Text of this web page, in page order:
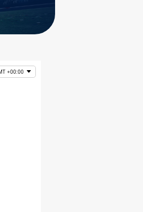
+00:00